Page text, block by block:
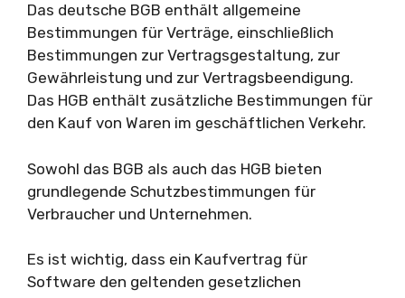
Das deutsche BGB enthält allgemeine
Bestimmungen für Verträge, einschließlich
Bestimmungen zur Vertragsgestaltung, zur
Gewährleistung und zur Vertragsbeendigung.
Das HGB enthält zusätzliche Bestimmungen für
den Kauf von Waren im geschäftlichen Verkehr.
Sowohl das BGB als auch das HGB bieten
grundlegende Schutzbestimmungen für
Verbraucher und Unternehmen.
Es ist wichtig, dass ein Kaufvertrag für
Software den geltenden gesetzlichen